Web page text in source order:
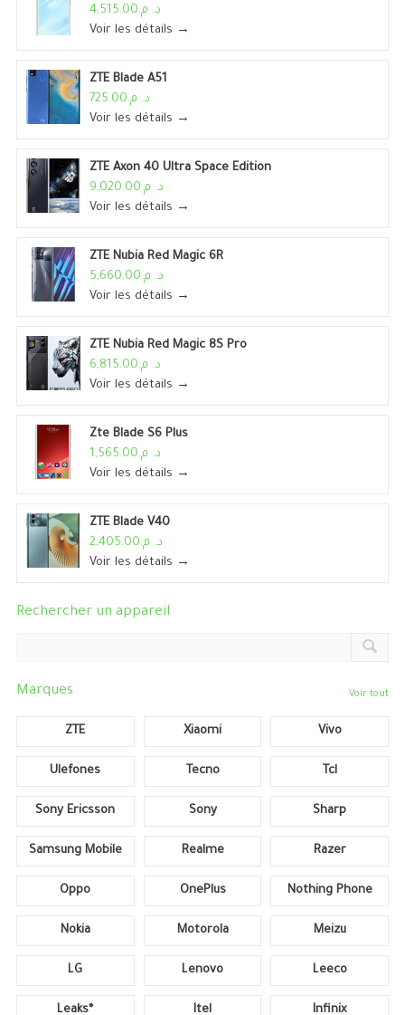
د. م.4,515.00
Voir les détails →
ZTE Blade A51
د. م.725.00
Voir les détails →
ZTE Axon 40 Ultra Space Edition
د. م.9,020.00
Voir les détails →
ZTE Nubia Red Magic 6R
د. م.5,660.00
Voir les détails →
ZTE Nubia Red Magic 8S Pro
د. م.6,815.00
Voir les détails →
Zte Blade S6 Plus
د. م.1,565.00
Voir les détails →
ZTE Blade V40
د. م.2,405.00
Voir les détails →
Rechercher un appareil
Marques Voir tout
ZTE Xiaomi Vivo
Ulefones Tecno Tcl
Sony Ericsson Sony Sharp
Samsung Mobile Realme Razer
Oppo OnePlus Nothing Phone
Nokia Motorola Meizu
LG Lenovo Leeco
Leaks* Itel Infinix